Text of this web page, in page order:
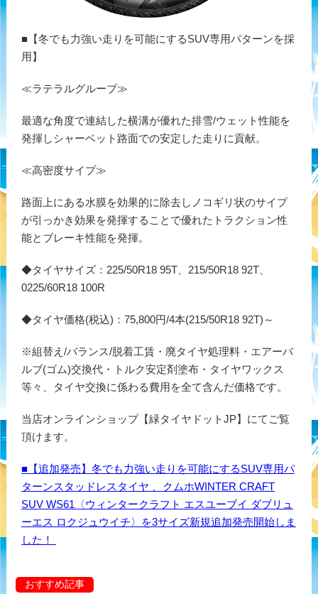
■【冬でも力強い走りを可能にするSUV専用パターンを採
用】
≪ラテラルグルーブ≫
最適な角度で連結した横溝が優れた排雪/ウェット性能を
発揮しシャーベット路面での安定した走りに貢献。
≪高密度サイプ≫
路面上にある水膜を効果的に除去しノコギリ状のサイプ
が引っかき効果を発揮することで優れたトラクション性
能とブレーキ性能を発揮。
◆タイヤサイズ：225/50R18 95T、215/50R18 92T、
0225/60R18 100R
◆タイヤ価格(税込)：75,800円/4本(215/50R18 92T)～
※組替え/バランス/脱着工賃・廃タイヤ処理料・エアーバ
ルブ(ゴム)交換代・トルク安定剤塗布・タイヤワックス
等々、タイヤ交換に係わる費用を全て含んだ価格です。
当店オンラインショップ【緑タイヤドットJP】にてご覧
頂けます。
■【追加発売】冬でも力強い走りを可能にするSUV専用パ
ターンスタッドレスタイヤ 、クムホWINTER CRAFT
SUV WS61〈ウィンタークラフト エスユーブイ ダブリュ
ーエス ロクジュウイチ〉を3サイズ新規追加発売開始しま
した！
おすすめ記事